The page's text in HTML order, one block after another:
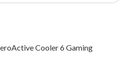
Cooler 6 Gaming